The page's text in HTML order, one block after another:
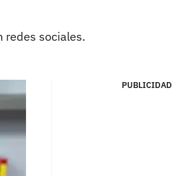
redes sociales.
PUBLICIDAD